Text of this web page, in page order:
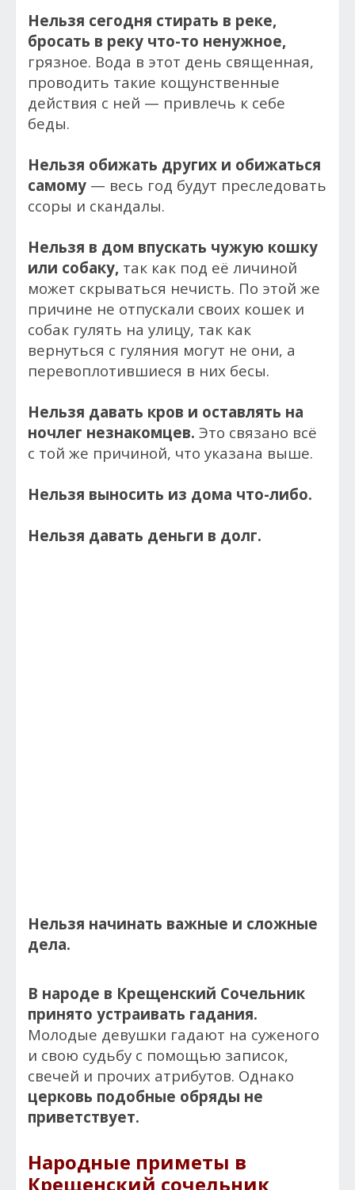
Нельзя сегодня стирать в реке,
бросать в реку что-то ненужное,
грязное. Вода в этот день священная,
проводить такие кощунственные
действия с ней — привлечь к себе
беды.
Нельзя обижать других и обижаться
самому — весь год будут преследовать
ссоры и скандалы.
Нельзя в дом впускать чужую кошку
или собаку, так как под её личиной
может скрываться нечисть. По этой же
причине не отпускали своих кошек и
собак гулять на улицу, так как
вернуться с гуляния могут не они, а
перевоплотившиеся в них бесы.
Нельзя давать кров и оставлять на
ночлег незнакомцев. Это связано всё
с той же причиной, что указана выше.
Нельзя выносить из дома что-либо.
Нельзя давать деньги в долг.
Нельзя начинать важные и сложные
дела.
В народе в Крещенский Сочельник
принято устраивать гадания.
Молодые девушки гадают на суженого
и свою судьбу с помощью записок,
свечей и прочих атрибутов. Однако
церковь подобные обряды не
приветствует.
Народные приметы в
Крещенский сочельник